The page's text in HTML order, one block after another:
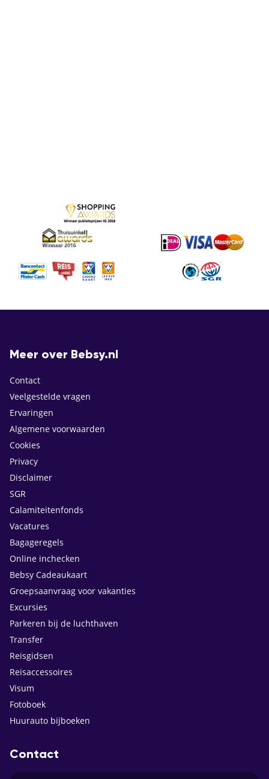
Meer over Bebsy.nl
Contact
Veelgestelde vragen
Ervaringen
Algemene voorwaarden
Cookies
Privacy
Disclaimer
SGR
Calamiteitenfonds
Vacatures
Bagageregels
Online inchecken
Bebsy Cadeaukaart
Groepsaanvraag voor vakanties
Excursies
Parkeren bij de luchthaven
Transfer
Reisgidsen
Reisaccessoires
Visum
Fotoboek
Huurauto bijboeken
Contact